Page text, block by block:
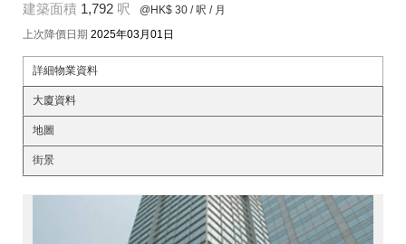
建築面積 1,792 呎 @HK$ 30 / 呎 / 月
上次降價日期 2025年03月01日
詳細物業資料
大廈資料
地圖
街景